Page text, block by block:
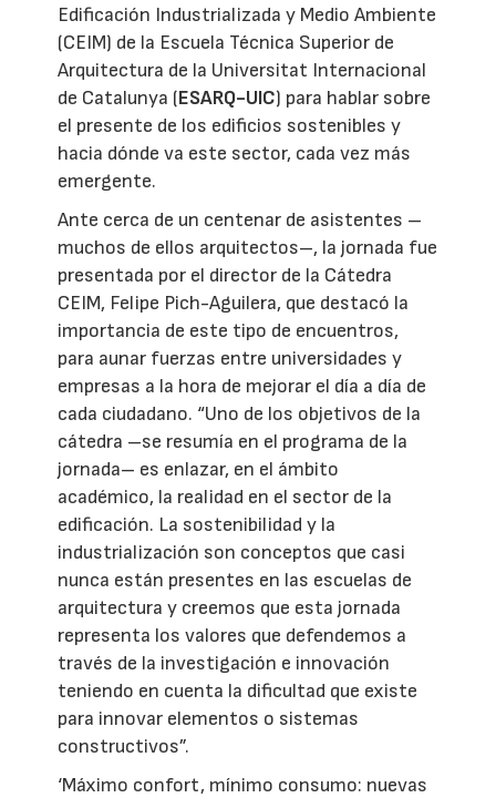
Edificación Industrializada y Medio Ambiente
(CEIM) de la Escuela Técnica Superior de
Arquitectura de la Universitat Internacional
de Catalunya (ESARQ-UIC) para hablar sobre
el presente de los edificios sostenibles y
hacia dónde va este sector, cada vez más
emergente.
Ante cerca de un centenar de asistentes –
muchos de ellos arquitectos–, la jornada fue
presentada por el director de la Cátedra
CEIM, Felipe Pich-Aguilera, que destacó la
importancia de este tipo de encuentros,
para aunar fuerzas entre universidades y
empresas a la hora de mejorar el día a día de
cada ciudadano. “Uno de los objetivos de la
cátedra –se resumía en el programa de la
jornada– es enlazar, en el ámbito
académico, la realidad en el sector de la
edificación. La sostenibilidad y la
industrialización son conceptos que casi
nunca están presentes en las escuelas de
arquitectura y creemos que esta jornada
representa los valores que defendemos a
través de la investigación e innovación
teniendo en cuenta la dificultad que existe
para innovar elementos o sistemas
constructivos”.
‘Máximo confort, mínimo consumo: nuevas